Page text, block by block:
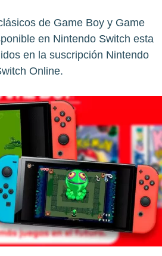
de Game Boy y Game
en Nintendo Switch esta
en la suscripción Nintendo
Online.